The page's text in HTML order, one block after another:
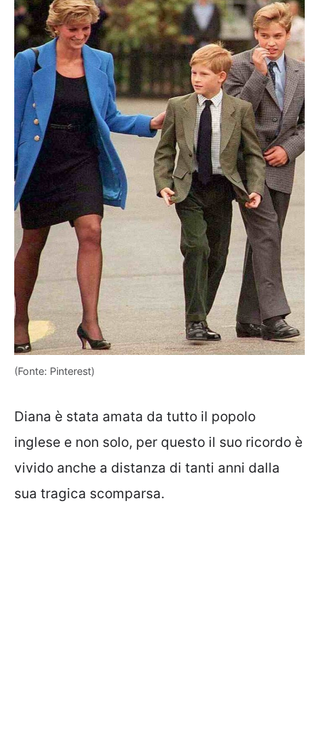
(Fonte: Pinterest)
Diana è stata amata da tutto il popolo
inglese e non solo, per questo il suo ricordo è
vivido anche a distanza di tanti anni dalla
sua tragica scomparsa.